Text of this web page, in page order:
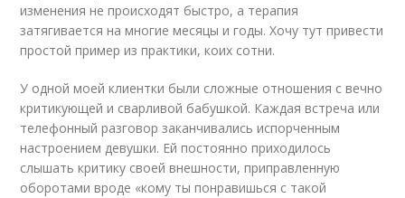
изменения не происходят быстро, а терапия
затягивается на многие месяцы и годы. Хочу тут привести
простой пример из практики, коих сотни.
У одной моей клиентки были сложные отношения с вечно
критикующей и сварливой бабушкой. Каждая встреча или
телефонный разговор заканчивались испорченным
настроением девушки. Ей постоянно приходилось
слышать критику своей внешности, приправленную
оборотами вроде «кому ты понравишься с такой